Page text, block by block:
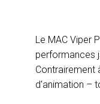
Le MAC Viper
performances
Contrairement
d'animation –